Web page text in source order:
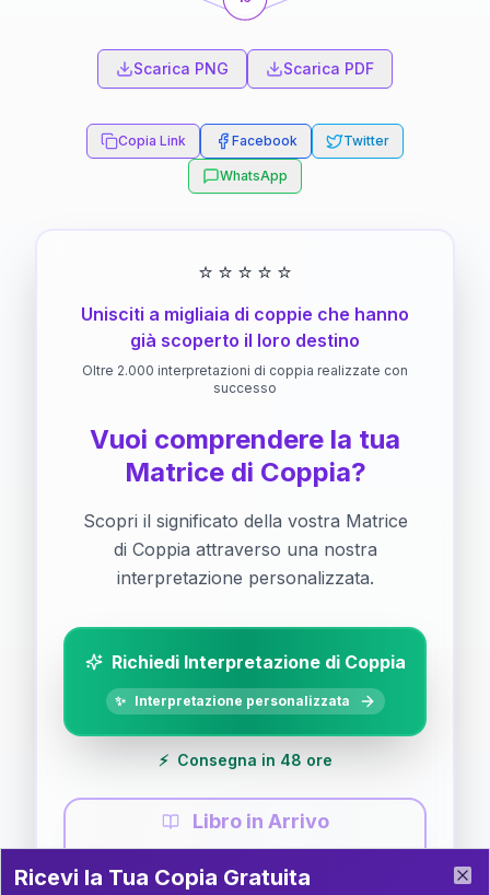
Scarica PNG Scarica PDF
Copia Link Facebook Twitter
WhatsApp
⭐ ⭐ ⭐ ⭐ ⭐
Unisciti a migliaia di coppie che hanno
già scoperto il loro destino
Oltre 2.000 interpretazioni di coppia realizzate con
successo
Vuoi comprendere la tua
Matrice di Coppia?
Scopri il significato della vostra Matrice
di Coppia attraverso una nostra
interpretazione personalizzata.
Richiedi Interpretazione di Coppia
✨ Interpretazione personalizzata
⚡ Consegna in 48 ore
Libro in Arrivo
Guida completa di Coppia
Ricevi la Tua Copia Gratuita del Libro
Ricevi la Tua Copia Gratuita